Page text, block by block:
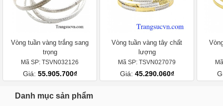
Vòng tuần vàng trắng sang
trọng
Mã SP: TSVN032126
Giá: 55.905.700₫
Vòng tuần vàng tây chất
lượng
Mã SP: TSVN027079
Giá: 45.290.060₫
Danh mục sản phẩm